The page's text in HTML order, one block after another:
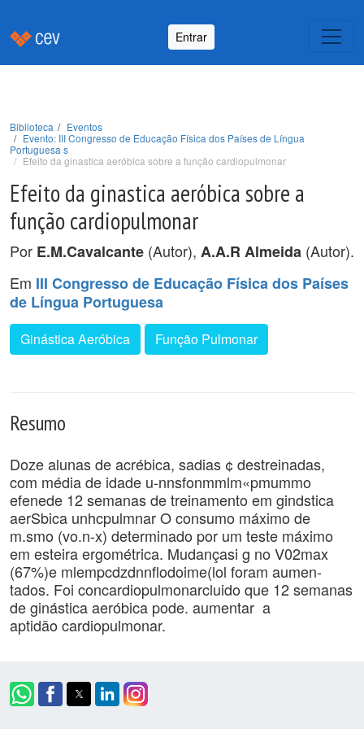
Entrar
Biblioteca
Eventos
Evento: III Congresso de Educação Física dos Países de Língua
Portuguesa s
Efeito da ginastica aeróbica sobre a função cardiopulmonar
Efeito da ginastica aeróbica sobre a
função cardiopulmonar
Por E.M.Cavalcante (Autor), A.A.R Almeida (Autor).
Em III Congresso de Educação Física dos Países
de Língua Portuguesa
Ginástica Aeróbica Função Pulmonar
Resumo
Doze alunas de acrébica, sadias ¢ destreinadas,
com média de idade u-nnsfonmmlm«pmummo
efenede 12 semanas de treinamento em gindstica
aerSbica unhcpulmnar O consumo máximo de
m.smo (vo.n-x) determinado por um teste máximo
em esteira ergométrica. Mudançasi g no V02max
(67%)e mlempcdzdnnflodoime(lol foram aumen-
tados. Foi concardiopulmonarcluido que 12 semanas
de ginástica aeróbica pode. aumentar a
aptidão cardiopulmonar.